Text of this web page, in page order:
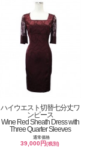
ハイウエスト切替七分丈ワ
ンピース
Wine Red Sheath Dress with
Three Quarter Sleeves
通常価格
39,000円(税別)